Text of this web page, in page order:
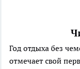
Год отдыха без
отмечает свой